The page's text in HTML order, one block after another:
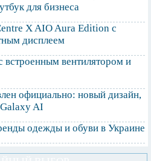
для бизнеса
X AIO Aura Edition с
дисплеем
встроенным вентилятором и
официально: новый дизайн,
AI
одежды и обуви в Украине